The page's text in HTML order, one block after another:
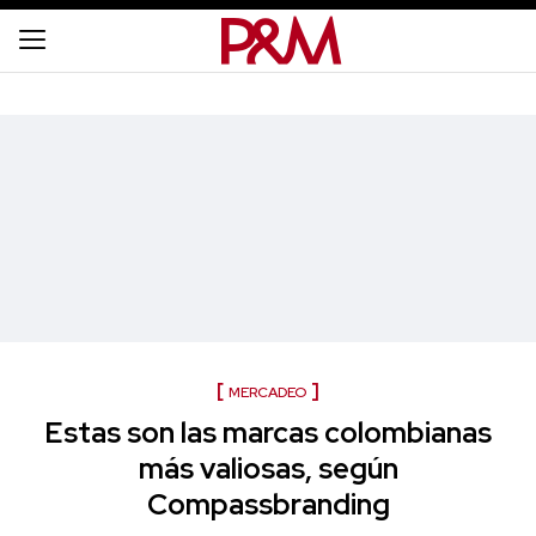
MERCADEO
Estas son las marcas colombianas
más valiosas, según
Compassbranding